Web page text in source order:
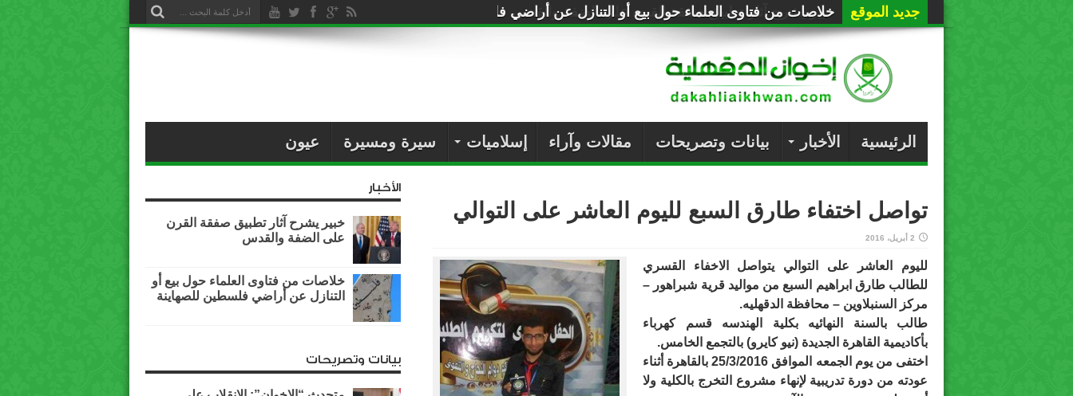
جديد الموقع خلاصات من فتاوى العلماء حول بيع أو التنازل عن أراضي فلسطين للصهاينة
الرئيسية الأخبار بيانات وتصريحات مقالات وآراء إسلاميات سيرة ومسيرة عيون
تواصل اختفاء طارق السبع لليوم العاشر على التوالي
2 أبريل، 2016
لليوم العاشر على التوالي يتواصل الاخفاء القسري
للطالب طارق ابراهيم السبع من مواليد قرية شبراهور –
مركز السنبلاوين – محافظة الدقهليه.
طالب بالسنة النهائيه بكلية الهندسه قسم كهرباء
بأكاديمية القاهرة الجديدة (نيو كايرو) بالتجمع الخامس.
اختفى من يوم الجمعه الموافق 25/3/2016 بالقاهرة أثناء
عودته من دورة تدريبية لإنهاء مشروع التخرج بالكلية ولا
الأخبار
خبير يشرح آثار تطبيق صفقة القرن
على الضفة والقدس
خلاصات من فتاوى العلماء حول بيع أو
التنازل عن أراضي فلسطين للصهاينة
بيانات وتصريحات